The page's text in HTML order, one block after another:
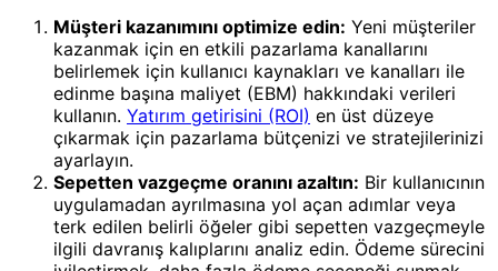
Müşteri kazanımını optimize edin: Yeni müşteriler
kazanmak için en etkili pazarlama kanallarını
belirlemek için kullanıcı kaynakları ve kanalları ile
edinme başına maliyet (EBM) hakkındaki verileri
kullanın. Yatırım getirisini (ROI) en üst düzeye
çıkarmak için pazarlama bütçenizi ve stratejilerinizi
ayarlayın.
Sepetten vazgeçme oranını azaltın: Bir kullanıcının
uygulamadan ayrılmasına yol açan adımlar veya
terk edilen belirli öğeler gibi sepetten vazgeçmeyle
ilgili davranış kalıplarını analiz edin. Ödeme sürecini